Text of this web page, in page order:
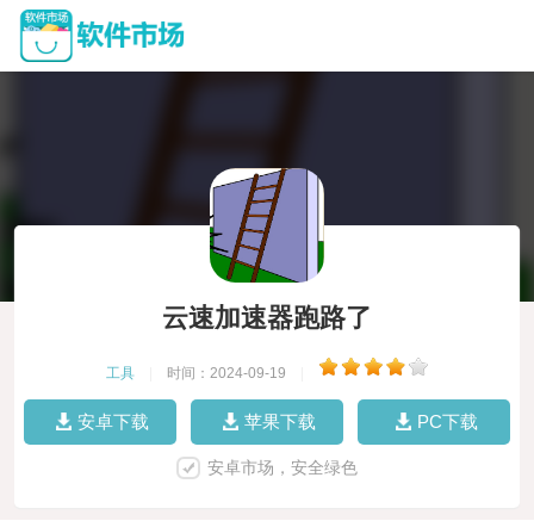
云速加速器跑路了
工具 时间：2024-09-19
安卓下载 苹果下载 PC下载
安卓市场，安全绿色